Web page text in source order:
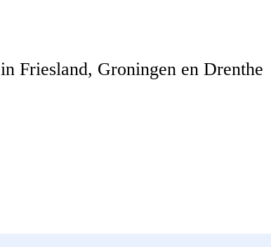
Friesland, Groningen en Drenthe